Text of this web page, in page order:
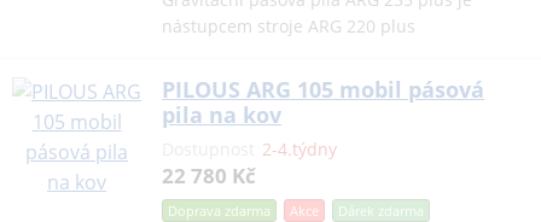
nástupcem stroje ARG 220 plus
PILOUS ARG 105 mobil pásová
pila na kov
2-4.týdny
22 780 Kč
Doprava zdarma Akce Dárek zdarma